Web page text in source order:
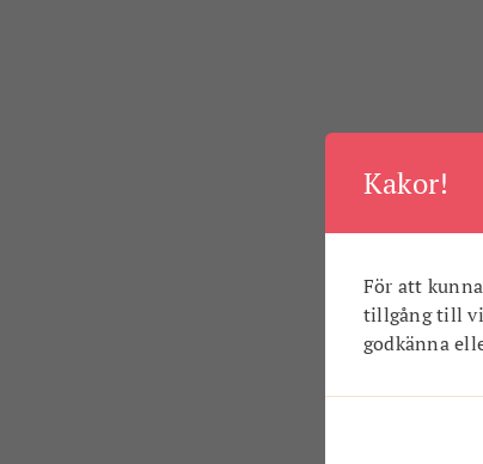
Kakor!
För att
tillgång till
godkänna